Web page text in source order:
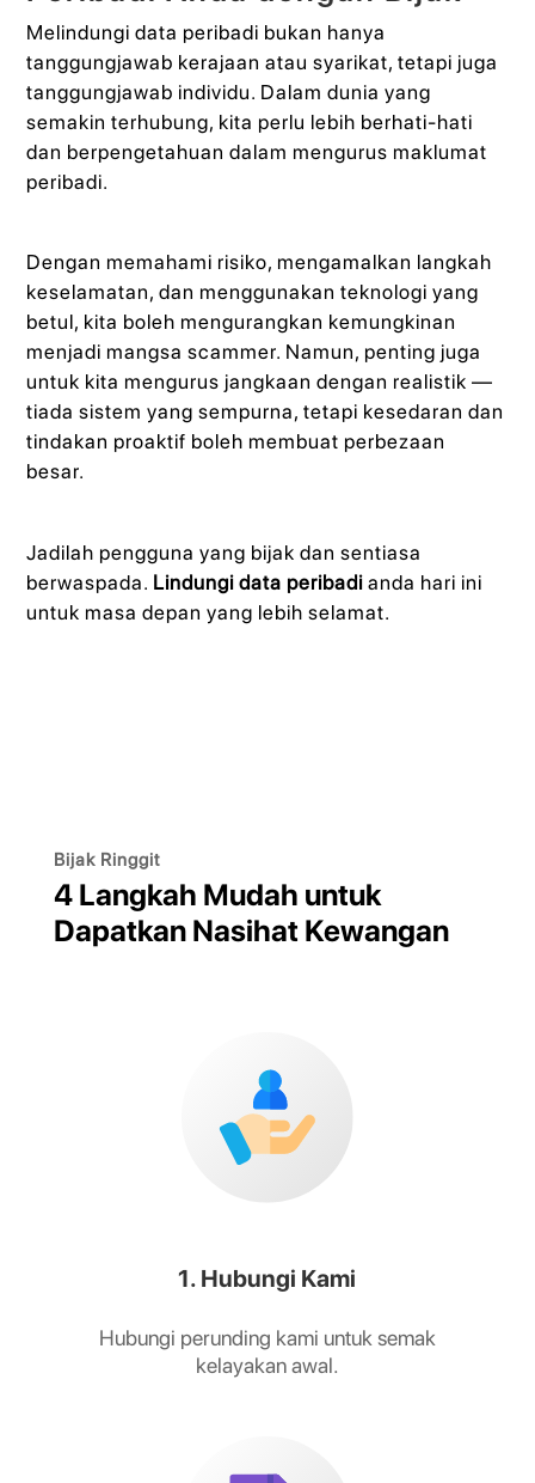
Melindungi data peribadi bukan hanya
tanggungjawab kerajaan atau syarikat, tetapi juga
tanggungjawab individu. Dalam dunia yang
semakin terhubung, kita perlu lebih berhati-hati
dan berpengetahuan dalam mengurus maklumat
peribadi.
Dengan memahami risiko, mengamalkan langkah
keselamatan, dan menggunakan teknologi yang
betul, kita boleh mengurangkan kemungkinan
menjadi mangsa scammer. Namun, penting juga
untuk kita mengurus jangkaan dengan realistik —
tiada sistem yang sempurna, tetapi kesedaran dan
tindakan proaktif boleh membuat perbezaan
besar.
Jadilah pengguna yang bijak dan sentiasa
berwaspada. Lindungi data peribadi anda hari ini
untuk masa depan yang lebih selamat.
Bijak Ringgit
4 Langkah Mudah untuk
Dapatkan Nasihat Kewangan
1. Hubungi Kami
Hubungi perunding kami untuk semak
kelayakan awal.